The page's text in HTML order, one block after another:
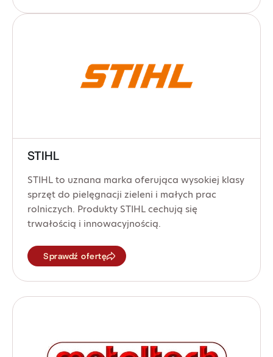
STIHL
STIHL to uznana marka oferująca wysokiej klasy
sprzęt do pielęgnacji zieleni i małych prac
rolniczych. Produkty STIHL cechują się
trwałością i innowacyjnością.
Sprawdź ofertę